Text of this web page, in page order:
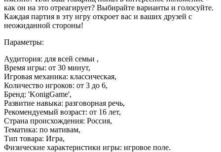
как он на это отреагирует? Выбирайте варианты и голосуйте.
Каждая партия в эту игру откроет вас и ваших друзей с
неожиданной стороны!
Параметры:
Аудитория: для всей семьи ,
Время игры: от 30 минут,
Игровая механика: классическая,
Количество игроков: от 3 до 6,
Бренд: 'KonigGame',
Развитие навыка: разговорная речь,
Рекомендуемый возраст: от 16 лет,
Страна происхождения: Россия,
Тематика: по мативам,
Тип товара: Игра,
Физические характеристики игры: игровое поле.